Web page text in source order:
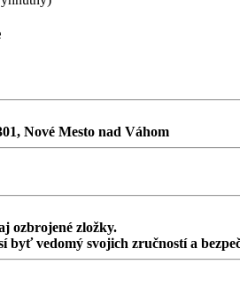
Nové Mesto nad Váhom
ozbrojené zložky.
byť vedomý svojich zručností a